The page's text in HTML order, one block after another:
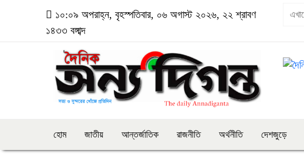
১০:০৯ অপরাহ্ন, বৃহস্পতিবার, ০৬ অগাস্ট ২০২৬, ২২ শ্রাবণ
১৪৩৩ বঙ্গাব্দ
হোম জাতীয় আন্তর্জাতিক রাজনীতি অর্থনীতি দেশজুড়ে